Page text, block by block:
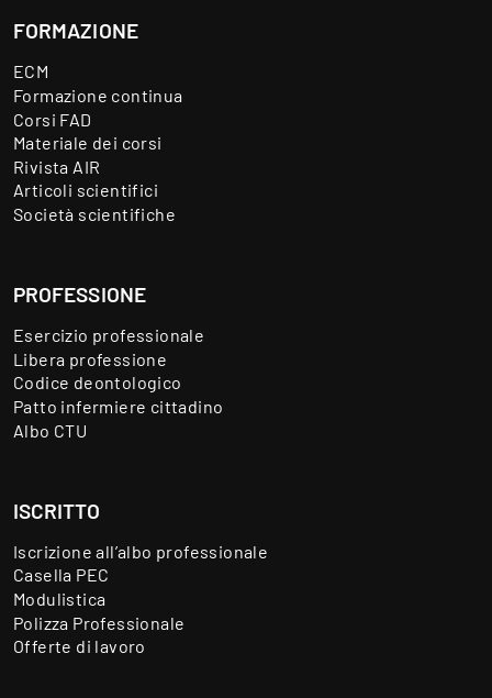
FORMAZIONE
ECM
Formazione continua
Corsi FAD
Materiale dei corsi
Rivista AIR
Articoli scientifici
Società scientifiche
PROFESSIONE
Esercizio professionale
Libera professione
Codice deontologico
Patto infermiere cittadino
Albo CTU
ISCRITTO
Iscrizione all’albo professionale
Casella PEC
Modulistica
Polizza Professionale
Offerte di lavoro